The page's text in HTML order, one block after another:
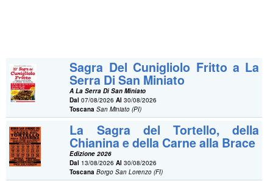
Sagra Del Cunigliolo Fritto a La
Serra Di San Miniato
A La Serra Di San Miniato
Dal 07/08/2026Al 30/08/2026
Toscana San Miniato (PI)
La Sagra del Tortello, della
Chianina e della Carne alla Brace
Edizione 2026
Dal 13/08/2026Al 30/08/2026
Toscana Borgo San Lorenzo (FI)